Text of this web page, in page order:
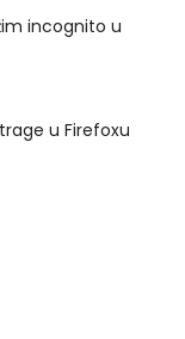
incognito u
u Firefoxu